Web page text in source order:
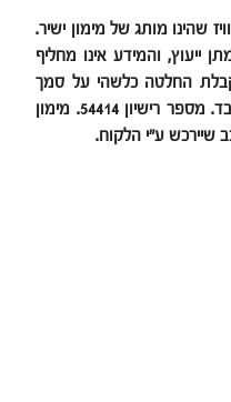
שהינו מותג של מימון ישיר.
ייעוץ, והמידע אינו מחליף
קבלת החלטה כלשהי על סמך
האמור לעיל היא על אחריות הגולש בלבד. מספר רישיון 54414. מימון
שיירכש ע"י הלקוח.